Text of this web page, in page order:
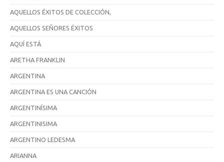
AQUELLOS ÉXITOS DE COLECCIÓN,
AQUELLOS SEÑORES ÉXITOS
AQUÍ ESTÁ
ARETHA FRANKLIN
ARGENTINA
ARGENTINA ES UNA CANCIÓN
ARGENTINÍSIMA
ARGENTINISIMA
ARGENTINO LEDESMA
ARIANNA